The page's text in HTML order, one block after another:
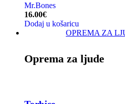
Mr.Bones
16.00€
Dodaj u košaricu
OPREMA ZA
Oprema za ljude